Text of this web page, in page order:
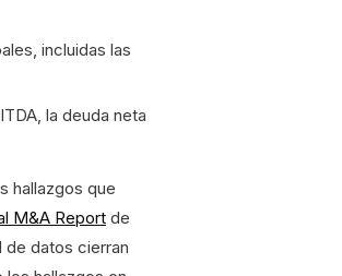
incluidas las
la deuda neta
hallazgos que
M&A Report de
de datos cierran